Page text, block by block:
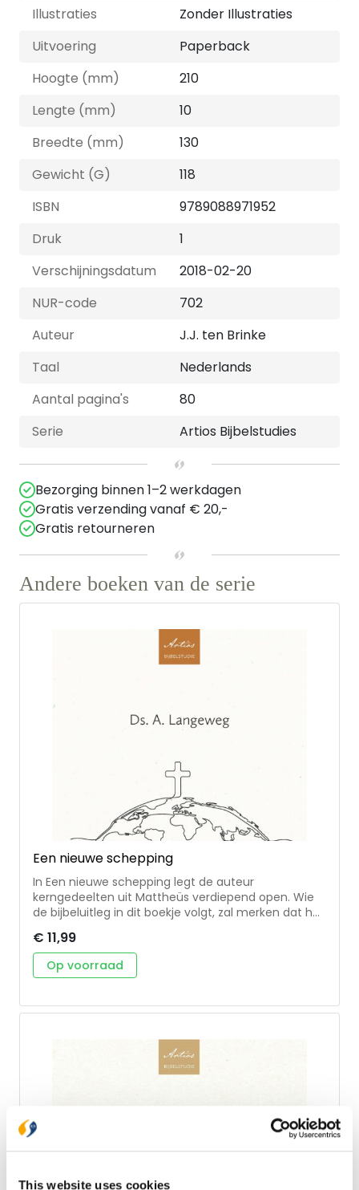
This website uses cookies
Illustraties
Zonder Illustraties
Uitvoering
Paperback
Hoogte (mm)
210
Lengte (mm)
10
Breedte (mm)
130
Gewicht (G)
118
ISBN
9789088971952
Druk
1
Verschijningsdatum
2018-02-20
NUR-code
702
Auteur
J.J. ten Brinke
Taal
Nederlands
Aantal pagina's
80
Serie
Artios Bijbelstudies
Bezorging binnen 1–2 werkdagen
Gratis verzending vanaf € 20,-
Gratis retourneren
Andere boeken van de serie
Een nieuwe schepping
In Een nieuwe schepping legt de auteur
kerngedeelten uit Mattheüs verdiepend open. Wie
de bijbeluitleg in dit boekje volgt, zal merken dat het
dagelijkse leven. • 8 bijbelstudies over het evangelie
naar Mattheüs • met gespreksvragen en
liedsuggesties • goed bruikbaar voor kringen in de
verbonden aan de hervormde gemeente
€ 11,99
Op voorraad